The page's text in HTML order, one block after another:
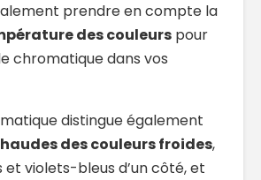
prendre en compte la
des couleurs pour
chromatique dans vos
distingue également
des couleurs froides,
et violets-bleus d’un côté, et